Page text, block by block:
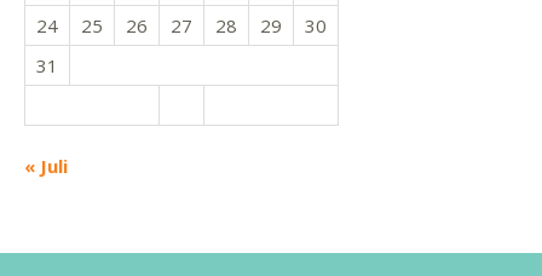
« Juli
24
25 26 27 28 29
30
31